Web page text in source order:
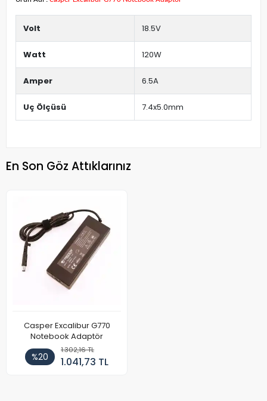
Volt 18.5V
Watt 120W
Amper 6.5A
Uç Ölçüsü 7.4x5.0mm
En Son Göz Attıklarınız
Casper Excalibur G770
Notebook Adaptör
%20
1.302,16 TL
1.041,73 TL